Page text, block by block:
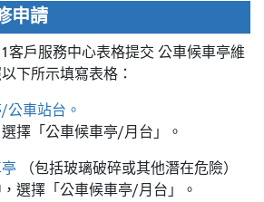
申請
客戶服務中心表格提交 公車候車亭維
下所示填寫表格：
公車站台。
擇「公車候車亭/月台」。
（包括玻璃破碎或其他潛在危險）
選擇「公車候車亭/月台」。